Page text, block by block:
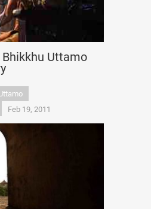
Uttamo
Feb 19, 2011